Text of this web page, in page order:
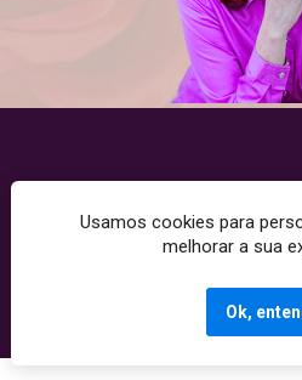
Copyright © 2025 - Todos os
Termos de Uso | Políticas de
Usamos cookies para
melhorar a sua
Ok,